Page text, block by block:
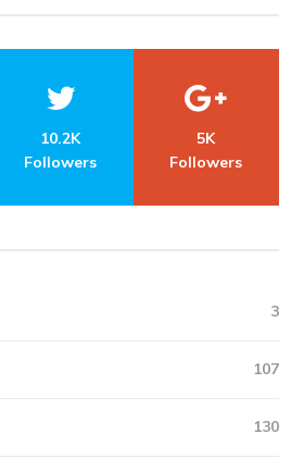
10.2K
Followers
5K
Followers
3
107
130